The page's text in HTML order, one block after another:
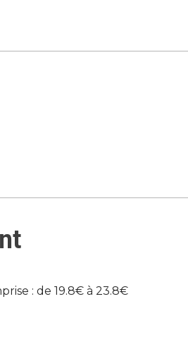
: de 19.8€ à 23.8€